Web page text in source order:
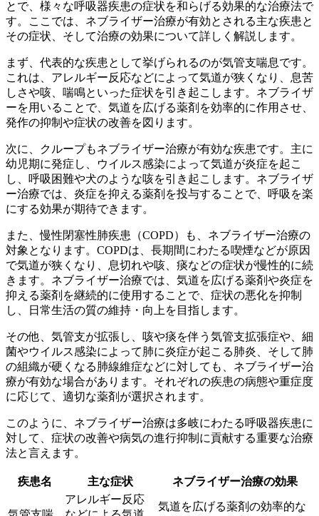
とで、様々な呼吸器疾患の症状を和らげる効果的な治療法で
す。ここでは、ネブライザー治療が有効とされる主な疾患と
その症状、そして治療の効果について詳しく解説します。
まず、代表的な疾患として挙げられるのが気管支喘息です。
これは、アレルギー反応などによって気道が狭くなり、息苦
しさや咳、喘鳴といった症状を引き起こします。ネブライザ
ーを用いることで、気道を広げる薬剤を効率的に作用させ、
発作の抑制や症状の改善を図ります。
次に、クループもネブライザー治療が有効な疾患です。 主に
幼児期に発症し、ウイルス感染によって気道が炎症を起こ
し、呼吸困難や犬のような咳を引き起こします。ネブライザ
ー治療では、炎症を抑える薬剤を投与することで、呼吸を楽
にする効果が期待できます。
また、慢性閉塞性肺疾患（COPD）も、ネブライザー治療の
対象となります。 COPDは、長期間にわたる喫煙などが原因
で気道が狭くなり、息切れや咳、痰などの症状が慢性的に続
きます。ネブライザー治療では、気道を広げる薬剤や炎症を
抑える薬剤を継続的に使用することで、症状の悪化を抑制
し、日常生活の質の維持・向上を目指します。
その他、気管支が拡張し、咳や痰を伴う気管支拡張症や、細
菌やウイルス感染によって肺に炎症が起こる肺炎、そして肺
の組織が硬くなる肺線維症などに対しても、ネブライザー治
療が有効な場合があります。 それぞれの疾患の病態や重症度
に応じて、適切な薬剤が選択されます。
このように、ネブライザー治療は多岐にわたる呼吸器疾患に
対して、症状の改善や病気の進行抑制に貢献する重要な治療
法と言えます。
疾患名 主な症状 ネブライザー治療の効果
アレルギー反応
気道を広げる薬剤の効率的な